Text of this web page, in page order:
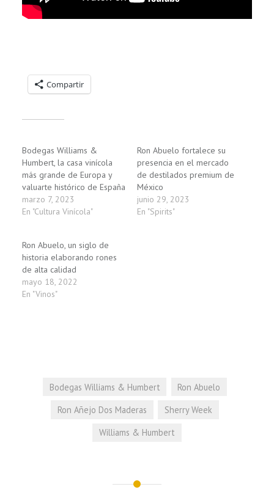
Compartir
Bodegas Williams &
Humbert, la casa vinícola
más grande de Europa y
valuarte histórico de España
marzo 7, 2023
En "Cultura Vinícola"
Ron Abuelo fortalece su
presencia en el mercado
de destilados premium de
México
junio 29, 2023
En "Spirits"
Ron Abuelo, un siglo de
historia elaborando rones
de alta calidad
mayo 18, 2022
En "Vinos"
Bodegas Williams & Humbert
Ron Abuelo
Ron Añejo Dos Maderas
Sherry Week
Williams & Humbert